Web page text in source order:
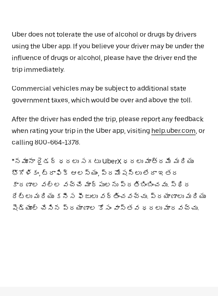
Uber does not tolerate the use of alcohol or drugs by drivers
using the Uber app. If you believe your driver may be under the
influence of drugs or alcohol, please have the driver end the
trip immediately.
Commercial vehicles may be subject to additional state
government taxes, which would be over and above the toll.
After the driver has ended the trip, please report any feedback
when rating your trip in the Uber app, visiting help.uber.com , or
calling 800-664-1378.
*నమూనా రైడర్ ధరలు సగటు UberX ధరలు మాత్రమే మరియు
భౌగోళికం, ట్రాఫిక్ ఆలస్యం, ప్రమోషన్లు లేదా ఇతర
కారణాల వల్ల వచ్చే మార్పులను ప్రతిబింబించవు. స్థిర
రేట్లు మరియు కనీస ఫీజులు వర్తించవచ్చు. ప్రయాణాలు మరియు
షెడ్యూల్ చేసిన ప్రయాణాల కోసం వాస్తవ ధరలు మారవచ్చు.